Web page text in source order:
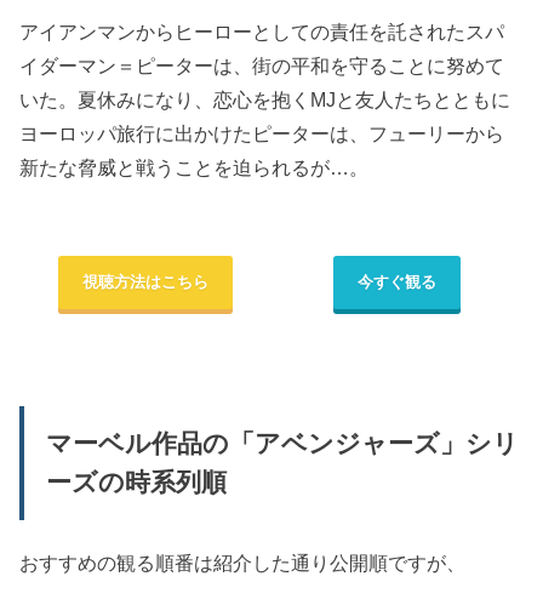
アイアンマンからヒーローとしての責任を託されたスパ
イダーマン＝ピーターは、街の平和を守ることに努めて
いた。夏休みになり、恋心を抱くMJと友人たちとともに
ヨーロッパ旅行に出かけたピーターは、フューリーから
新たな脅威と戦うことを迫られるが…。
視聴方法はこちら 今すぐ観る
マーベル作品の「アベンジャーズ」シリ
ーズの時系列順
おすすめの観る順番は紹介した通り公開順ですが、